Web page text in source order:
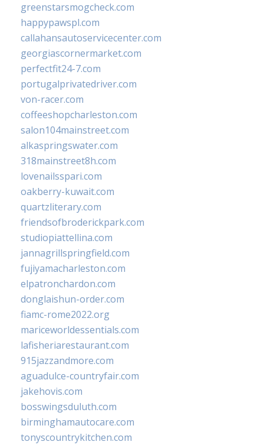
greenstarsmogcheck.com
happypawspl.com
callahansautoservicecenter.com
georgiascornermarket.com
perfectfit24-7.com
portugalprivatedriver.com
von-racer.com
coffeeshopcharleston.com
salon104mainstreet.com
alkaspringswater.com
318mainstreet8h.com
lovenailsspari.com
oakberry-kuwait.com
quartzliterary.com
friendsofbroderickpark.com
studiopiattellina.com
jannagrillspringfield.com
fujiyamacharleston.com
elpatronchardon.com
donglaishun-order.com
fiamc-rome2022.org
mariceworldessentials.com
lafisheriarestaurant.com
915jazzandmore.com
aguadulce-countryfair.com
jakehovis.com
bosswingsduluth.com
birminghamautocare.com
tonyscountrykitchen.com